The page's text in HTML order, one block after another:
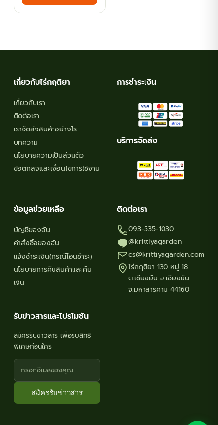
through
has
The
product
เกี่ยวกับไร่กฤติยา
เกี่ยวกับเรา
ติดต่อเรา
เราจัดส่งสินค้าอย่างไร
บทความ
นโยบายความเป็นส่วนตัว
ข้อตกลงและเงื่อนไขการใช้งาน
การชำระเงิน
บริการจัดส่ง
ข้อมูลช่วยเหลือ
บัญชีของฉัน
คำสั่งซื้อของฉัน
แจ้งชำระเงิน(กรณีโอนชำระ)
นโยบายการคืนสินค้าและคืน
เงิน
ติดต่อเรา
093-535-1030
@krittiyagarden
cs@krittiyagarden.com
ไร่กฤติยา 130 หมู่ 18
ต.เชียงยืน อ.เชียงยืน
จ.มหาสารคาม 44160
รับข่าวสารและโปรโมชัน
สมัครรับข่าวสาร เพื่อรับสิทธิ
พิเศษก่อนใคร
สมัครรับข่าวสาร